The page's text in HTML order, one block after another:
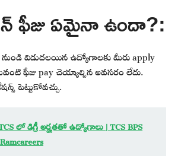
ఫీజు ఏమైనా ఉందా?:
నుండి విడుదలయిన ఉద్యోగాలకు మీరు apply
ఫీజు pay చెయ్యాల్సిన అవసరం లేదు.
పెట్టుకోవచ్చు.
లో డిగ్రీ అర్హతతో ఉద్యోగాలు | TCS BPS